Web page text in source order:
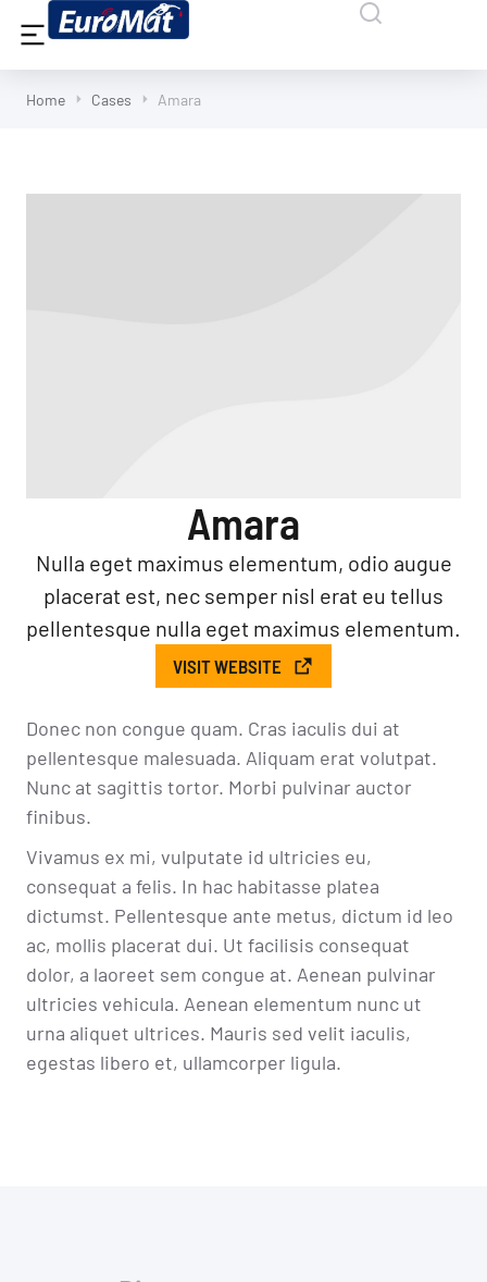
Home Cases Amara
Amara
Nulla eget maximus elementum, odio augue
placerat est, nec semper nisl erat eu tellus
pellentesque nulla eget maximus elementum.
VISIT WEBSITE
Donec non congue quam. Cras iaculis dui at
pellentesque malesuada. Aliquam erat volutpat.
Nunc at sagittis tortor. Morbi pulvinar auctor
finibus.
Vivamus ex mi, vulputate id ultricies eu,
consequat a felis. In hac habitasse platea
dictumst. Pellentesque ante metus, dictum id leo
ac, mollis placerat dui. Ut facilisis consequat
dolor, a laoreet sem congue at. Aenean pulvinar
ultricies vehicula. Aenean elementum nunc ut
urna aliquet ultrices. Mauris sed velit iaculis,
egestas libero et, ullamcorper ligula.